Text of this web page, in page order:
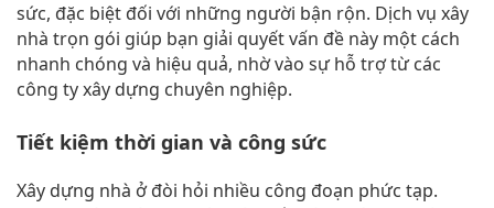
sức, đặc biệt đối với những người bận rộn. Dịch vụ xây
nhà trọn gói giúp bạn giải quyết vấn đề này một cách
nhanh chóng và hiệu quả, nhờ vào sự hỗ trợ từ các
công ty xây dựng chuyên nghiệp.
Tiết kiệm thời gian và công sức
Xây dựng nhà ở đòi hỏi nhiều công đoạn phức tạp.